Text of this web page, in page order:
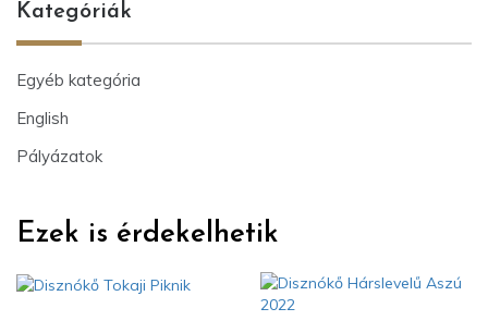
Kategóriák
Egyéb kategória
English
Pályázatok
Ezek is érdekelhetik